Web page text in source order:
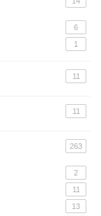
6
1
11
11
263
2
11
13